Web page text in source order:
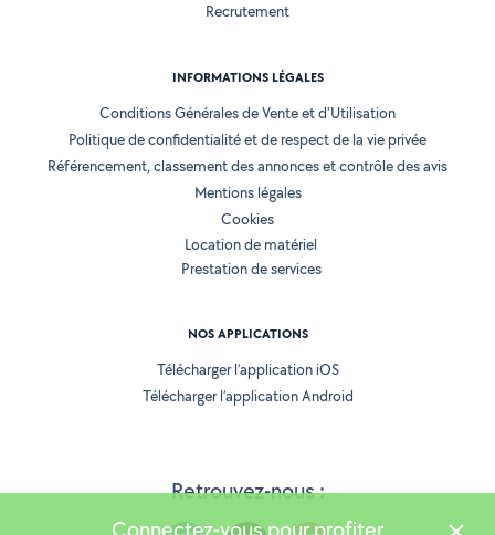
Retrouvez-nous :
Recrutement
INFORMATIONS LÉGALES
Conditions Générales de Vente et d'Utilisation
Politique de confidentialité et de respect de la vie privée
Référencement, classement des annonces et contrôle des avis
Mentions légales
Cookies
Location de matériel
Prestation de services
NOS APPLICATIONS
Télécharger l’application iOS
Télécharger l’application Android